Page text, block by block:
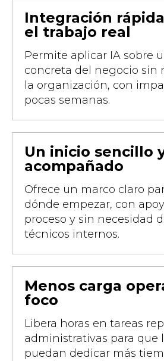
Integración
el trabajo real
Permite aplicar IA sobre
concreta del negocio sin
la organización, con
pocas semanas.
Un inicio sencillo
acompañado
Ofrece un marco claro
dónde empezar, con
proceso y sin necesidad
técnicos internos.
Menos carga
foco
Libera horas en tareas
administrativas para que
puedan dedicar más